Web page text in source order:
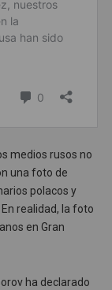
medios rusos no
una foto de
polacos y
realidad, la foto
en Gran
ha declarado